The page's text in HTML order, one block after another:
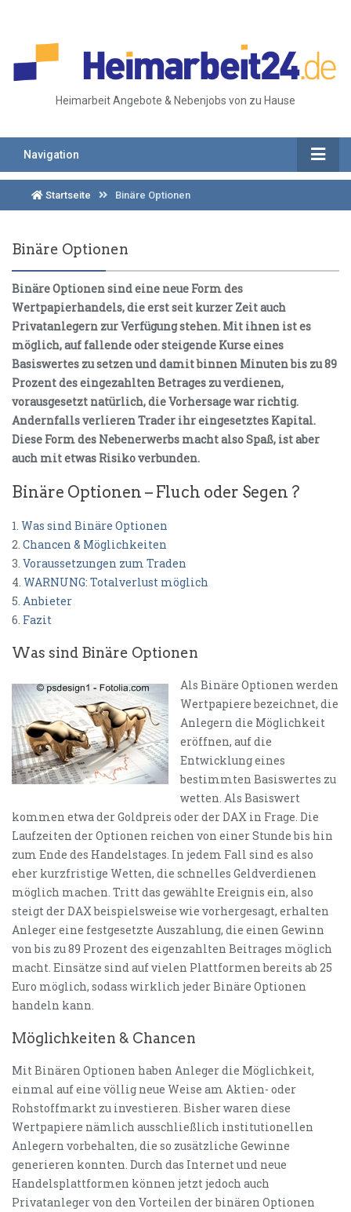
Heimarbeit Angebote & Nebenjobs von zu Hause
Navigation
Startseite Binäre Optionen
Binäre Optionen
Binäre Optionen sind eine neue Form des
Wertpapierhandels, die erst seit kurzer Zeit auch
Privatanlegern zur Verfügung stehen. Mit ihnen ist es
möglich, auf fallende oder steigende Kurse eines
Basiswertes zu setzen und damit binnen Minuten bis zu 89
Prozent des eingezahlten Betrages zu verdienen,
vorausgesetzt natürlich, die Vorhersage war richtig.
Andernfalls verlieren Trader ihr eingesetztes Kapital.
Diese Form des Nebenerwerbs macht also Spaß, ist aber
auch mit etwas Risiko verbunden.
Binäre Optionen – Fluch oder Segen ?
1. Was sind Binäre Optionen
2. Chancen & Möglichkeiten
3. Voraussetzungen zum Traden
4. WARNUNG: Totalverlust möglich
5. Anbieter
6. Fazit
Was sind Binäre Optionen
Als Binäre Optionen werden
Wertpapiere bezeichnet, die
Anlegern die Möglichkeit
eröffnen, auf die
Entwicklung eines
bestimmten Basiswertes zu
wetten. Als Basiswert
kommen etwa der Goldpreis oder der DAX in Frage. Die
Laufzeiten der Optionen reichen von einer Stunde bis hin
zum Ende des Handelstages. In jedem Fall sind es also
eher kurzfristige Wetten, die schnelles Geldverdienen
möglich machen. Tritt das gewählte Ereignis ein, also
steigt der DAX beispielsweise wie vorhergesagt, erhalten
Anleger eine festgesetzte Auszahlung, die einen Gewinn
von bis zu 89 Prozent des eigenzahlten Beitrages möglich
macht. Einsätze sind auf vielen Plattformen bereits ab 25
Euro möglich, sodass wirklich jeder Binäre Optionen
handeln kann.
Möglichkeiten & Chancen
Mit Binären Optionen haben Anleger die Möglichkeit,
einmal auf eine völlig neue Weise am Aktien- oder
Rohstoffmarkt zu investieren. Bisher waren diese
Wertpapiere nämlich ausschließlich institutionellen
Anlegern vorbehalten, die so zusätzliche Gewinne
generieren konnten. Durch das Internet und neue
Handelsplattformen können jetzt jedoch auch
Privatanleger von den Vorteilen der binären Optionen